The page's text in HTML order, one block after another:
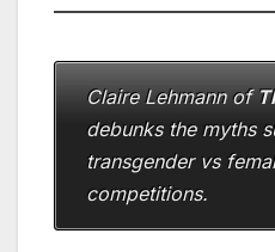
Claire Lehmann of
debunks the myths
transgender vs
competitions.